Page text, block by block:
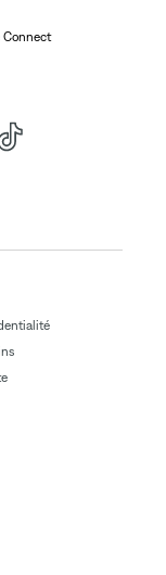
Connect